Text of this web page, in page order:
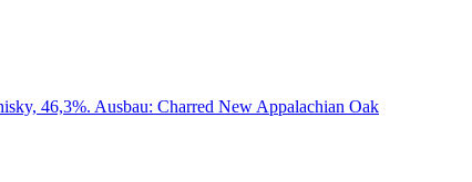
46,3%. Ausbau: Charred New Appalachian Oak